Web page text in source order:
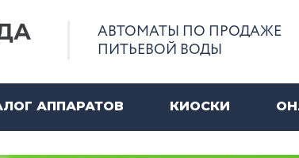
АВТОМАТЫ ПО ПРОДАЖЕ
ПИТЬЕВОЙ ВОДЫ
АППАРАТОВ КИОСКИ